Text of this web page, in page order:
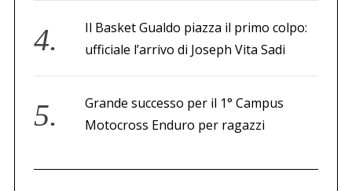
Il Basket Gualdo piazza il primo colpo:
ufficiale l’arrivo di Joseph Vita Sadi
Grande successo per il 1° Campus
Motocross Enduro per ragazzi